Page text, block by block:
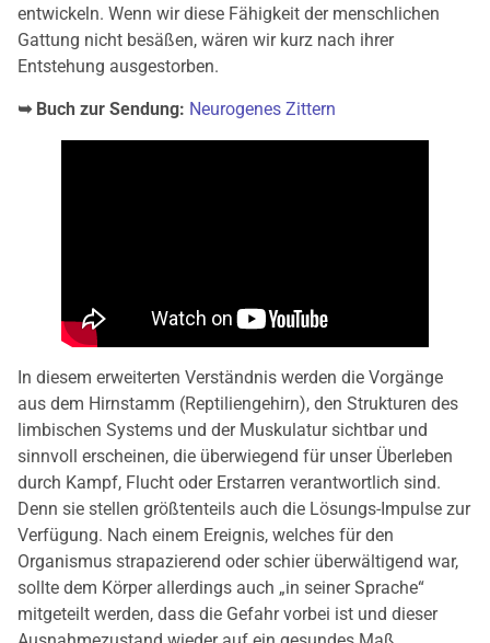
entwickeln. Wenn wir diese Fähigkeit der menschlichen
Gattung nicht besäßen, wären wir kurz nach ihrer
Entstehung ausgestorben.
➥ Buch zur Sendung: Neurogenes Zittern
In diesem erweiterten Verständnis werden die Vorgänge
aus dem Hirnstamm (Reptiliengehirn), den Strukturen des
limbischen Systems und der Muskulatur sichtbar und
sinnvoll erscheinen, die überwiegend für unser Überleben
durch Kampf, Flucht oder Erstarren verantwortlich sind.
Denn sie stellen größtenteils auch die Lösungs-Impulse zur
Verfügung. Nach einem Ereignis, welches für den
Organismus strapazierend oder schier überwältigend war,
sollte dem Körper allerdings auch „in seiner Sprache“
mitgeteilt werden, dass die Gefahr vorbei ist und dieser